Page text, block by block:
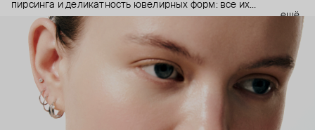
пирсинга и деликатность ювелирных форм: все их
украшения ручной работы. В процессе создания участвуют
как профессиональные пирсеры (они отвечают за
безопасность и эргономичность пирсинга), так и ювелирные
стилисты (благодаря им дизайн соответствует трендам, а
украшения легко сочетаются между собой).
Украшения AURIS – для тех, кто открыто выражает себя, но
делает это интеллигентно и по-взрослому.
ещё